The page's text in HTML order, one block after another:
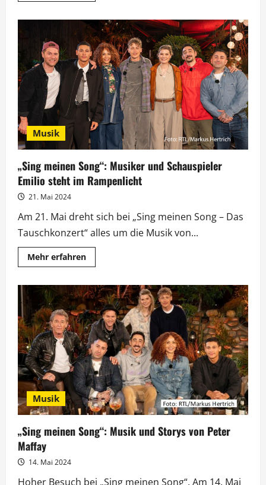
meinen
Song“:
Mit
Eko
Fresh
wird
es
emotional
und
politisch
Musik
„Sing meinen Song“: Musiker und Schauspieler
Emilio steht im Rampenlicht
21. Mai 2024
Am 21. Mai dreht sich bei „Sing meinen Song – Das
Tauschkonzert“ alles um die Musik von...
Mehr erfahrenMehr
Informationen
meinen
Song“:
Musiker
und
Schauspieler
Emilio
steht
im
Rampenlicht
Musik
„Sing meinen Song“: Musik und Storys von Peter
Maffay
14. Mai 2024
Hoher Besuch bei „Sing meinen Song“. Am 14. Mai